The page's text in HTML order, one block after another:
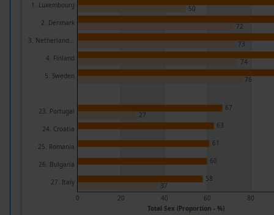
Total Sex (Proportion - %)
0 20 40 60 80
1. Luxembourg
2. Denmark
3. Netherland...
4. Finland
5. Sweden
23. Portugal
24. Croatia
25. Romania
26. Bulgaria
27. Italy
67
63
61
60
58
50
72
73
74
76
27
37